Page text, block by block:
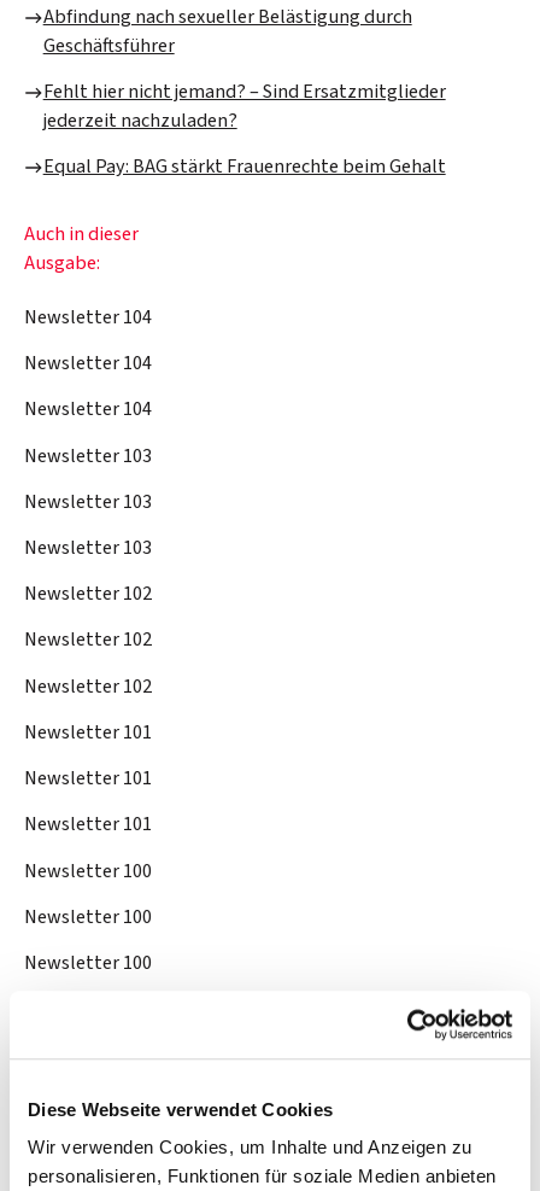
Diese Webseite verwendet Cookies
Wir verwenden Cookies, um Inhalte und Anzeigen zu
personalisieren, Funktionen für soziale Medien anbieten
Abfindung nach sexueller Belästigung durch
Geschäftsführer
Fehlt hier nicht jemand? – Sind Ersatzmitglieder
jederzeit nachzuladen?
Equal Pay: BAG stärkt Frauenrechte beim Gehalt
Auch in dieser
Ausgabe:
Newsletter 104
Newsletter 104
Newsletter 104
Newsletter 103
Newsletter 103
Newsletter 103
Newsletter 102
Newsletter 102
Newsletter 102
Newsletter 101
Newsletter 101
Newsletter 101
Newsletter 100
Newsletter 100
Newsletter 100
Newsletter 56
Newsletter 56
Newsletter 57